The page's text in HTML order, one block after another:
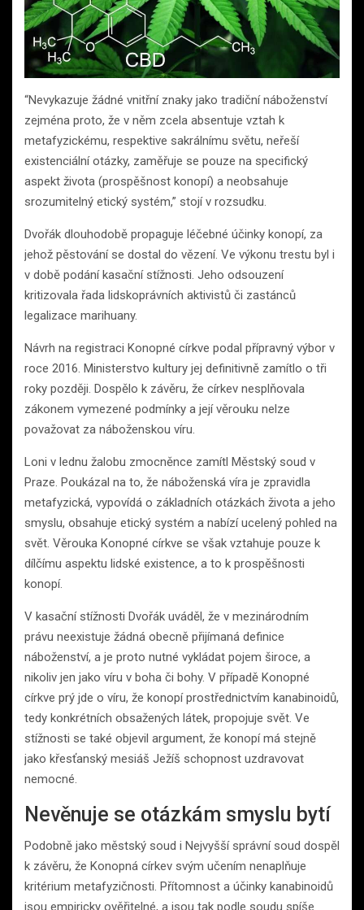
“Nevykazuje žádné vnitřní znaky jako tradiční náboženství
zejména proto, že v něm zcela absentuje vztah k
metafyzickému, respektive sakrálnímu světu, neřeší
existenciální otázky, zaměřuje se pouze na specifický
aspekt života (prospěšnost konopí) a neobsahuje
srozumitelný etický systém,” stojí v rozsudku.
Dvořák dlouhodobě propaguje léčebné účinky konopí, za
jehož pěstování se dostal do vězení. Ve výkonu trestu byl i
v době podání kasační stížnosti. Jeho odsouzení
kritizovala řada lidskoprávních aktivistů či zastánců
legalizace marihuany.
Návrh na registraci Konopné církve podal přípravný výbor v
roce 2016. Ministerstvo kultury jej definitivně zamítlo o tři
roky později. Dospělo k závěru, že církev nesplňovala
zákonem vymezené podmínky a její věrouku nelze
považovat za náboženskou víru.
Loni v lednu žalobu zmocněnce zamítl Městský soud v
Praze. Poukázal na to, že náboženská víra je zpravidla
metafyzická, vypovídá o základních otázkách života a jeho
smyslu, obsahuje etický systém a nabízí ucelený pohled na
svět. Věrouka Konopné církve se však vztahuje pouze k
dílčímu aspektu lidské existence, a to k prospěšnosti
konopí.
V kasační stížnosti Dvořák uváděl, že v mezinárodním
právu neexistuje žádná obecně přijímaná definice
náboženství, a je proto nutné vykládat pojem široce, a
nikoliv jen jako víru v boha či bohy. V případě Konopné
církve prý jde o víru, že konopí prostřednictvím kanabinoidů,
tedy konkrétních obsažených látek, propojuje svět. Ve
stížnosti se také objevil argument, že konopí má stejně
jako křesťanský mesiáš Ježíš schopnost uzdravovat
nemocné.
Nevěnuje se otázkám smyslu bytí
Podobně jako městský soud i Nejvyšší správní soud dospěl
k závěru, že Konopná církev svým učením nenaplňuje
kritérium metafyzičnosti. Přítomnost a účinky kanabinoidů
jsou empiricky ověřitelné, a jsou tak podle soudu spíše